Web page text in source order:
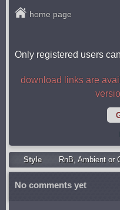
home page
Only registered users
download links are
Style RnB, Ambient or
No comments yet